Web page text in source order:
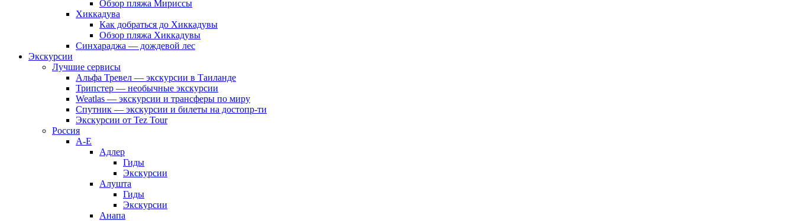
Обзор пляжа Мириссы
Хиккадува
Как добраться до Хиккадувы
Обзор пляжа Хиккадувы
Синхараджа — дождевой лес
Экскурсии
Лучшие сервисы
Альфа Тревел — экскурсии в Таиланде
Трипстер — необычные экскурсии
Weatlas — экскурсии и трансферы по миру
Спутник — экскурсии и билеты на достопр-ти
Экскурсии от Tez Tour
Россия
А-Е
Адлер
Гиды
Экскурсии
Алушта
Гиды
Экскурсии
Анапа